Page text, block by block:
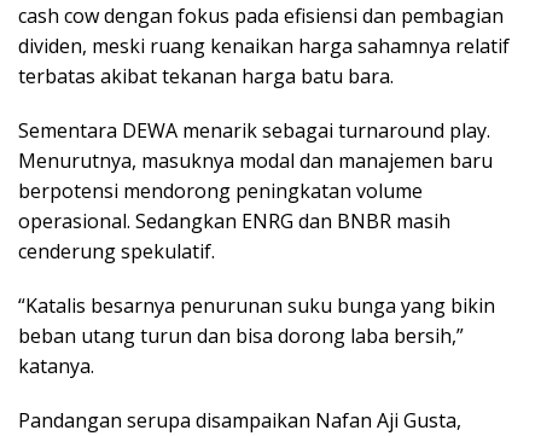
cash cow dengan fokus pada efisiensi dan pembagian
dividen, meski ruang kenaikan harga sahamnya relatif
terbatas akibat tekanan harga batu bara.
Sementara DEWA menarik sebagai turnaround play.
Menurutnya, masuknya modal dan manajemen baru
berpotensi mendorong peningkatan volume
operasional. Sedangkan ENRG dan BNBR masih
cenderung spekulatif.
“Katalis besarnya penurunan suku bunga yang bikin
beban utang turun dan bisa dorong laba bersih,”
katanya.
Pandangan serupa disampaikan Nafan Aji Gusta,